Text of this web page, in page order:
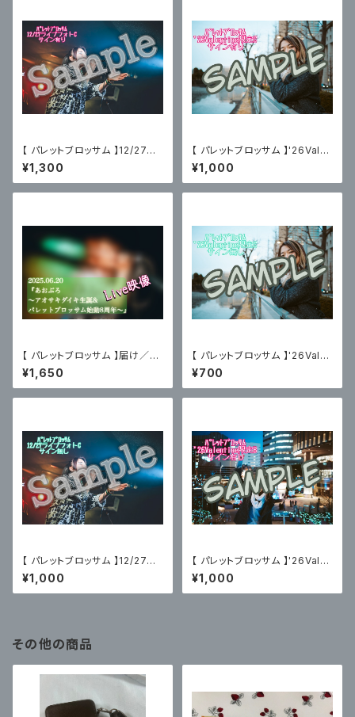
【 パレットブロッサム 】12/27主
催ライブフォトC〈サイン有〉
¥1,300
【 パレットブロッサム 】'26Vale
ntine限定ブロマイドC〈サイン
有〉
¥1,000
【 パレットブロッサム 】届け／あ
おぶろ（2025.06.20）限定ブロ
マイド付
¥1,650
【 パレットブロッサム 】'26Vale
ntine限定ブロマイドC〈サイン
無〉
¥700
【 パレットブロッサム 】12/27主
催ライブフォトC〈サイン無〉
¥1,000
【 パレットブロッサム 】'26Vale
ntine限定ブロマイドB〈サイン
有〉
¥1,000
その他の商品